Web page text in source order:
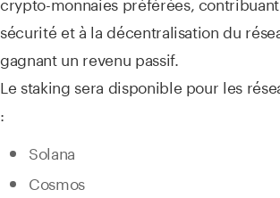
sécurité et à la décentralisation du
gagnant un revenu passif.
Le staking sera disponible pour les
:
Solana
Cosmos